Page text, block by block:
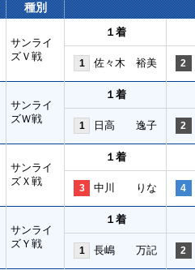
種別
サンライ
ズＶ戦
１着
1 佐々木 裕美 2
サンライ
ズＷ戦
１着
1 日高 逸子 2
サンライ
ズＸ戦
１着
3 中川 りな 4
サンライ
ズＹ戦
１着
1 長嶋 万記 2